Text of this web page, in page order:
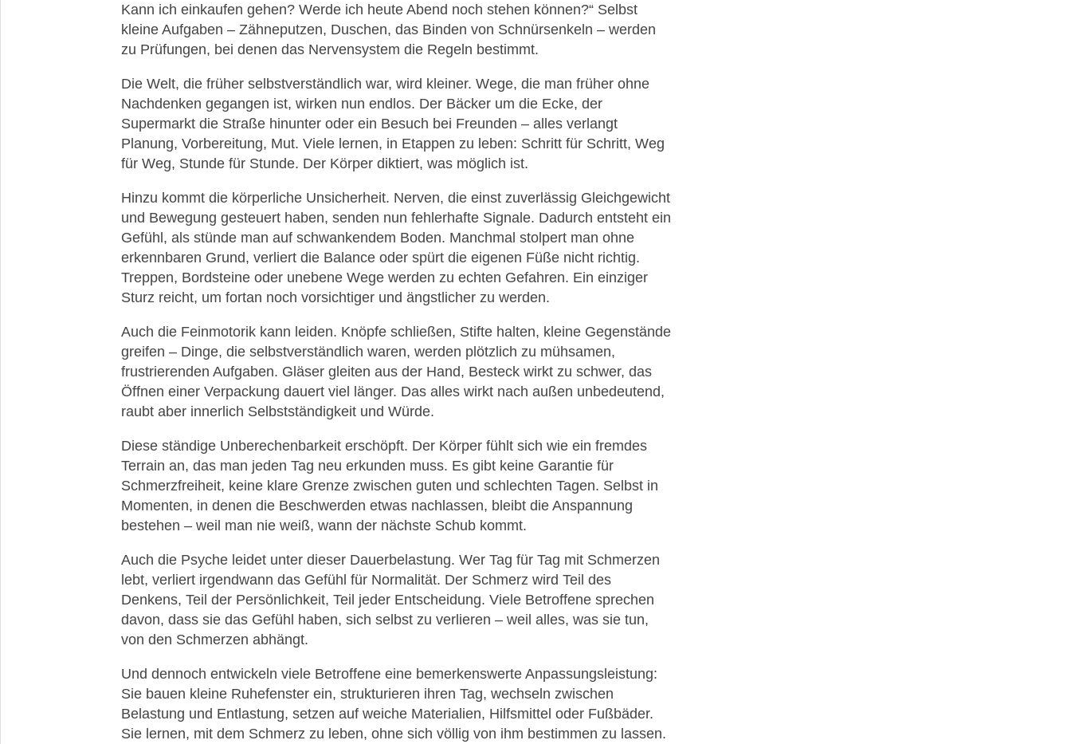
Kann ich einkaufen gehen? Werde ich heute Abend noch stehen können?“ Selbst
kleine Aufgaben – Zähneputzen, Duschen, das Binden von Schnürsenkeln – werden
zu Prüfungen, bei denen das Nervensystem die Regeln bestimmt.
Die Welt, die früher selbstverständlich war, wird kleiner. Wege, die man früher ohne
Nachdenken gegangen ist, wirken nun endlos. Der Bäcker um die Ecke, der
Supermarkt die Straße hinunter oder ein Besuch bei Freunden – alles verlangt
Planung, Vorbereitung, Mut. Viele lernen, in Etappen zu leben: Schritt für Schritt, Weg
für Weg, Stunde für Stunde. Der Körper diktiert, was möglich ist.
Hinzu kommt die körperliche Unsicherheit. Nerven, die einst zuverlässig Gleichgewicht
und Bewegung gesteuert haben, senden nun fehlerhafte Signale. Dadurch entsteht ein
Gefühl, als stünde man auf schwankendem Boden. Manchmal stolpert man ohne
erkennbaren Grund, verliert die Balance oder spürt die eigenen Füße nicht richtig.
Treppen, Bordsteine oder unebene Wege werden zu echten Gefahren. Ein einziger
Sturz reicht, um fortan noch vorsichtiger und ängstlicher zu werden.
Auch die Feinmotorik kann leiden. Knöpfe schließen, Stifte halten, kleine Gegenstände
greifen – Dinge, die selbstverständlich waren, werden plötzlich zu mühsamen,
frustrierenden Aufgaben. Gläser gleiten aus der Hand, Besteck wirkt zu schwer, das
Öffnen einer Verpackung dauert viel länger. Das alles wirkt nach außen unbedeutend,
raubt aber innerlich Selbstständigkeit und Würde.
Diese ständige Unberechenbarkeit erschöpft. Der Körper fühlt sich wie ein fremdes
Terrain an, das man jeden Tag neu erkunden muss. Es gibt keine Garantie für
Schmerzfreiheit, keine klare Grenze zwischen guten und schlechten Tagen. Selbst in
Momenten, in denen die Beschwerden etwas nachlassen, bleibt die Anspannung
bestehen – weil man nie weiß, wann der nächste Schub kommt.
Auch die Psyche leidet unter dieser Dauerbelastung. Wer Tag für Tag mit Schmerzen
lebt, verliert irgendwann das Gefühl für Normalität. Der Schmerz wird Teil des
Denkens, Teil der Persönlichkeit, Teil jeder Entscheidung. Viele Betroffene sprechen
davon, dass sie das Gefühl haben, sich selbst zu verlieren – weil alles, was sie tun,
von den Schmerzen abhängt.
Und dennoch entwickeln viele Betroffene eine bemerkenswerte Anpassungsleistung:
Sie bauen kleine Ruhefenster ein, strukturieren ihren Tag, wechseln zwischen
Belastung und Entlastung, setzen auf weiche Materialien, Hilfsmittel oder Fußbäder.
Sie lernen, mit dem Schmerz zu leben, ohne sich völlig von ihm bestimmen zu lassen.